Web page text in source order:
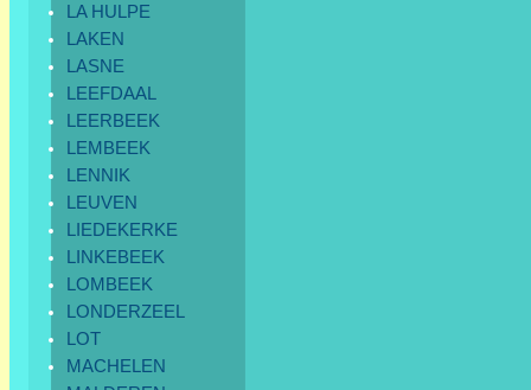
LA HULPE
LAKEN
LASNE
LEEFDAAL
LEERBEEK
LEMBEEK
LENNIK
LEUVEN
LIEDEKERKE
LINKEBEEK
LOMBEEK
LONDERZEEL
LOT
MACHELEN